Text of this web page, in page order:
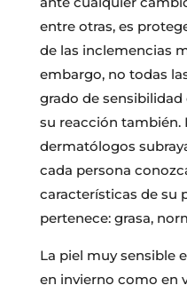
entre otras, es
de las inclemencias
embargo, no todas
grado de
su reacción también.
dermatólogos
cada persona
características de su
pertenece: grasa,
La piel muy sensible
en invierno como en